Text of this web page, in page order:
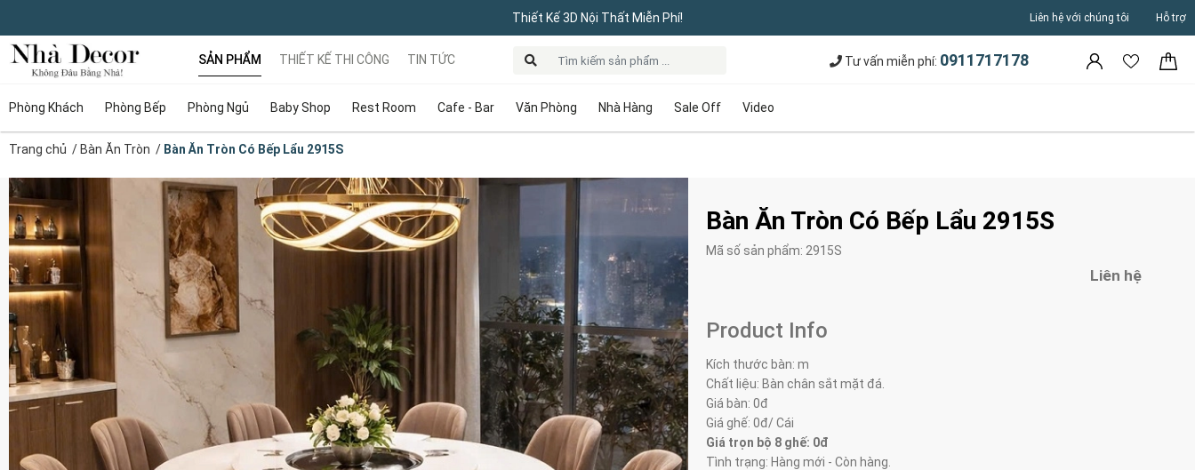
Thiết Kế 3D Nội Thất Miễn Phí! Liên hệ với chúng tôi Hỗ trợ
SẢN PHẨM
Phòng Khách Phòng Bếp Phòng Ngủ Baby Shop Rest Room Cafe - Bar Văn Phòng Nhà Hàng Sale Off Video
THIẾT KẾ THI CÔNG TIN TỨC Tư vấn miễn phí: 0911717178
Trang chủ / Bàn Ăn Tròn / Bàn Ăn Tròn Có Bếp Lẩu 2915S
Bàn Ăn Tròn Có Bếp Lẩu 2915S
Mã số sản phẩm: 2915S
Liên hệ
Product Info
Kích thước bàn: m
Chất liệu: Bàn chân sắt mặt đá.
Giá bàn: 0đ
Giá ghế: 0đ/ Cái
Giá trọn bộ 8 ghế: 0đ
Tình trạng: Hàng mới - Còn hàng.